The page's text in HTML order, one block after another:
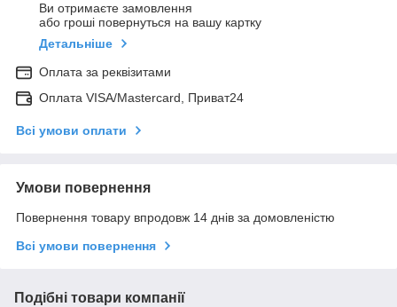
Ви отримаєте замовлення
або гроші повернуться на вашу картку
Детальніше
Оплата за реквізитами
Оплата VISA/Mastercard, Приват24
Всі умови оплати
Умови повернення
Повернення товару впродовж 14 днів за домовленістю
Всі умови повернення
Подібні товари компанії